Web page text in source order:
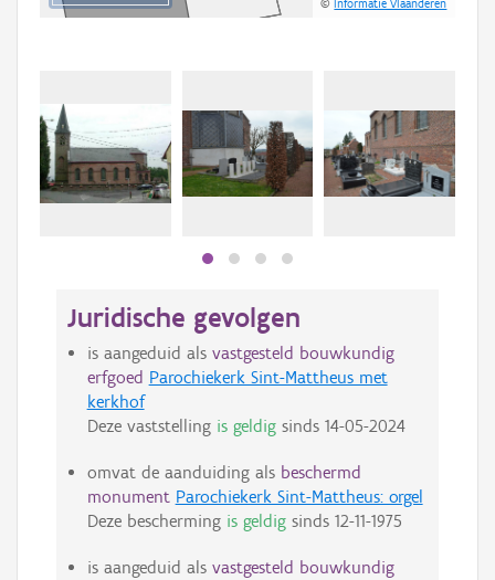
©Informatie Vlaanderen
Juridische gevolgen
is aangeduid als vastgesteld bouwkundig
erfgoed Parochiekerk Sint-Mattheus met
kerkhof
Deze vaststelling is geldigsinds 14-05-2024
omvat de aanduiding als beschermd
monument Parochiekerk Sint-Mattheus: orgel
Deze bescherming is geldigsinds 12-11-1975
is aangeduid als vastgesteld bouwkundig